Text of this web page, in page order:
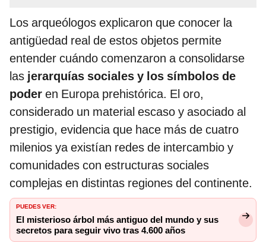
Los arqueólogos explicaron que conocer la
antigüedad real de estos objetos permite
entender cuándo comenzaron a consolidarse
las jerarquías sociales y los símbolos de
poder en Europa prehistórica. El oro,
considerado un material escaso y asociado al
prestigio, evidencia que hace más de cuatro
milenios ya existían redes de intercambio y
comunidades con estructuras sociales
complejas en distintas regiones del continente.
PUEDES VER:
El misterioso árbol más antiguo del mundo y sus
secretos para seguir vivo tras 4.600 años